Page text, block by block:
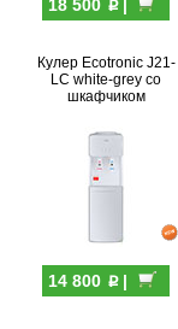
18 500 p|
Кулер Ecotronic J21-
LC white-grey со
шкафчиком
14 800 p|